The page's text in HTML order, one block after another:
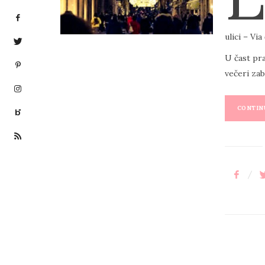
N
ulici –
U čast
večeri